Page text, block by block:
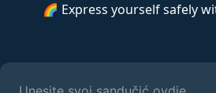
🌈 Express yourself safely